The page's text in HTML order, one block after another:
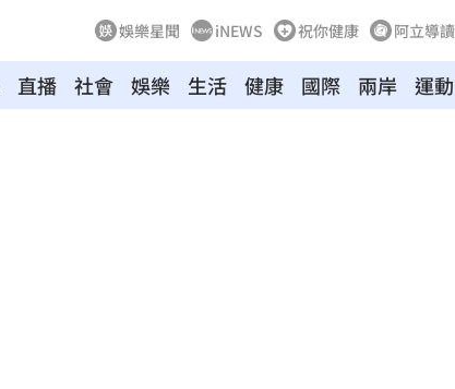
娛樂星聞 iNEWS 祝你健康 阿立導讀
直播 社會 娛樂 生活 健康 國際 兩岸 運動